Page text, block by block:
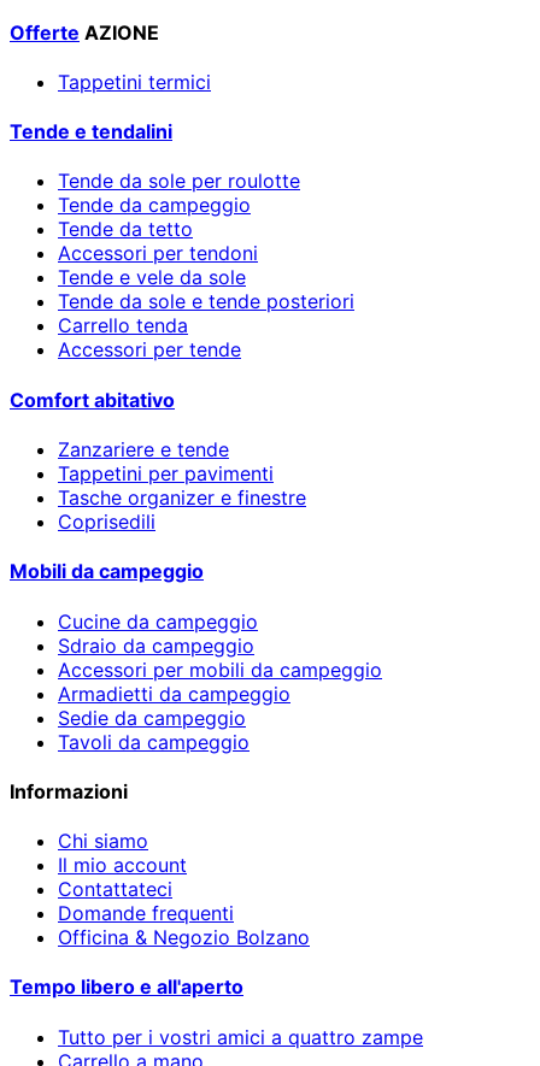
Offerte AZIONE
Tappetini termici
Tende e tendalini
Tende da sole per roulotte
Tende da campeggio
Tende da tetto
Accessori per tendoni
Tende e vele da sole
Tende da sole e tende posteriori
Carrello tenda
Accessori per tende
Comfort abitativo
Zanzariere e tende
Tappetini per pavimenti
Tasche organizer e finestre
Coprisedili
Mobili da campeggio
Cucine da campeggio
Sdraio da campeggio
Accessori per mobili da campeggio
Armadietti da campeggio
Sedie da campeggio
Tavoli da campeggio
Informazioni
Chi siamo
Il mio account
Contattateci
Domande frequenti
Officina & Negozio Bolzano
Tempo libero e all'aperto
Tutto per i vostri amici a quattro zampe
Carrello a mano